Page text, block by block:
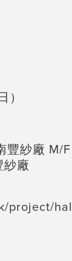
）
豐紗廠 M/F
紗廠
project/